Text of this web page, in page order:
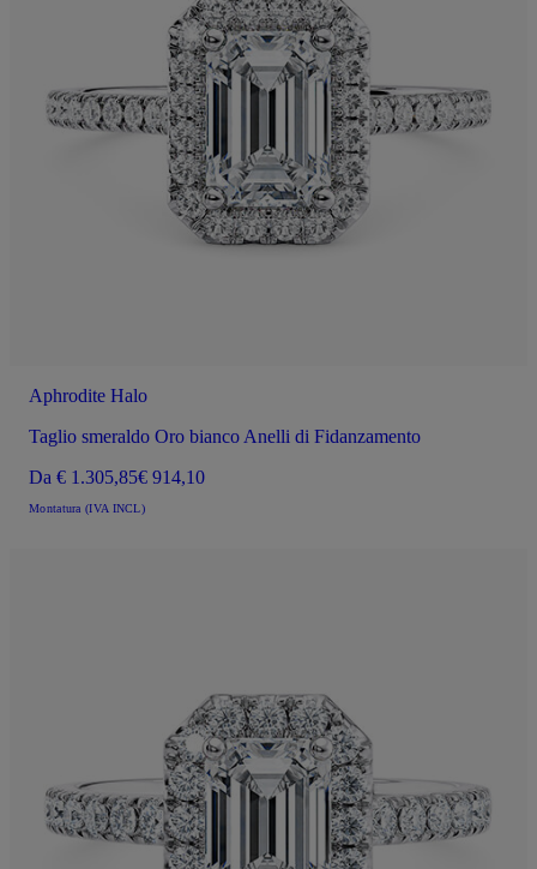
Aphrodite Halo
Taglio smeraldo Oro bianco Anelli di Fidanzamento
Da € 1.305,85€ 914,10
Montatura (IVA INCL)